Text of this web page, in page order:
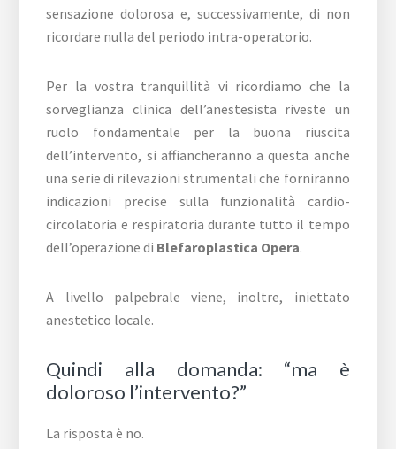
sensazione dolorosa e, successivamente, di non
ricordare nulla del periodo intra-operatorio.
Per la vostra tranquillità vi ricordiamo che la
sorveglianza clinica dell’anestesista riveste un
ruolo fondamentale per la buona riuscita
dell’intervento, si affiancheranno a questa anche
una serie di rilevazioni strumentali che forniranno
indicazioni precise sulla funzionalità cardio-
circolatoria e respiratoria durante tutto il tempo
dell’operazione di Blefaroplastica Opera.
A livello palpebrale viene, inoltre, iniettato
anestetico locale.
Quindi alla domanda: “ma è
doloroso l’intervento?”
La risposta è no.